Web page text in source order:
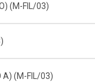
(M-FIL/03)
A) (M-FIL/03)